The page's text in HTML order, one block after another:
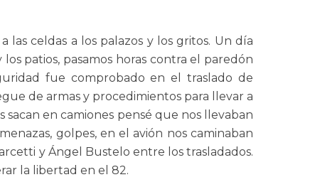
celdas a los palazos y los gritos. Un día
patios, pasamos horas contra el paredón
fue comprobado en el traslado de
de armas y procedimientos para llevar a
sacan en camiones pensé que nos llevaban
golpes, en el avión nos caminaban
y Ángel Bustelo entre los trasladados.
la libertad en el 82.